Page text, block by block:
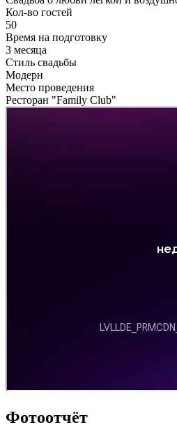
Кол-во гостей
50
Время на подготовку
3 месяца
Стиль свадьбы
Модерн
Место проведения
Ресторан "Family Club"
Фотоотчёт